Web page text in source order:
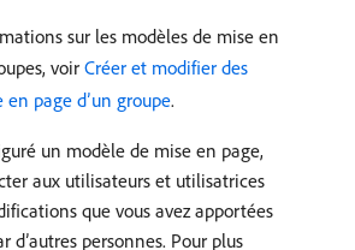
sur les modèles de mise en
voir Créer et modifier des
en page d’un groupe.
un modèle de mise en page,
aux utilisateurs et utilisatrices
que vous avez apportées
d’autres personnes. Pour plus